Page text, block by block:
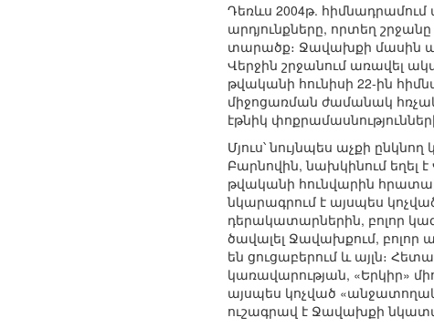
Դեռևս 2004թ.
արդյունքները, որտեղ
տարածք։ Ջավախքի մասին
Վերջին շրջանում առավել
թվականի հունիսի 22-ին
միջոցառման ժամանակ
էթնիկ
Մյուս՝ նույնպես աչքի
Բարնովին, նախկինում
թվականի հունվարին
նկարագրում է այսպես
դերակատարներին, բոլոր
ծավալել Ջավախքում, բոլոր
են ցուցաբերում և այլն։
կառավարության, «Երկիր»
այսպես կոչված
ուշագրավ է Ջավախքի